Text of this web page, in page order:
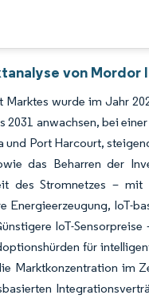
von Mordor
wurde im Jahr
2031 anwachsen, bei
Port Harcourt,
das Beharren der
des Stromnetzes –
Energieerzeugung, IoT-
IoT-
für
Marktkonzentration im